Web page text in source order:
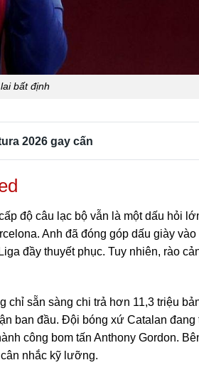
bất định
2026 gay cấn
độ câu lạc bộ vẫn là một dấu hỏi
Anh đã đóng góp dấu giày vào
đầy thuyết phục. Tuy nhiên, rào
sẵn sàng chi trả hơn 11,3 triệu
ban đầu. Đội bóng xứ Catalan đang
công bom tấn Anthony Gordon.
nhắc kỹ lưỡng.